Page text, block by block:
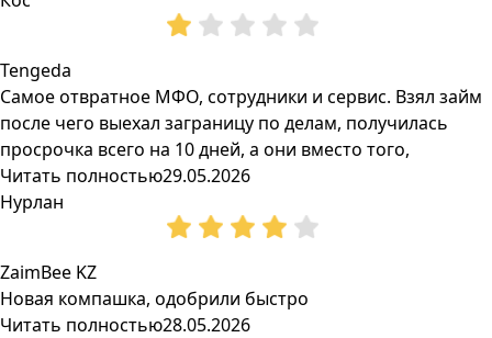
Tengeda
Самое отвратное МФО, сотрудники и сервис. Взял займ
после чего выехал заграницу по делам, получилась
просрочка всего на 10 дней, а они вместо того,
Читать полностью29.05.2026
Нурлан
ZaimBee KZ
Новая компашка, одобрили быстро
Читать полностью28.05.2026